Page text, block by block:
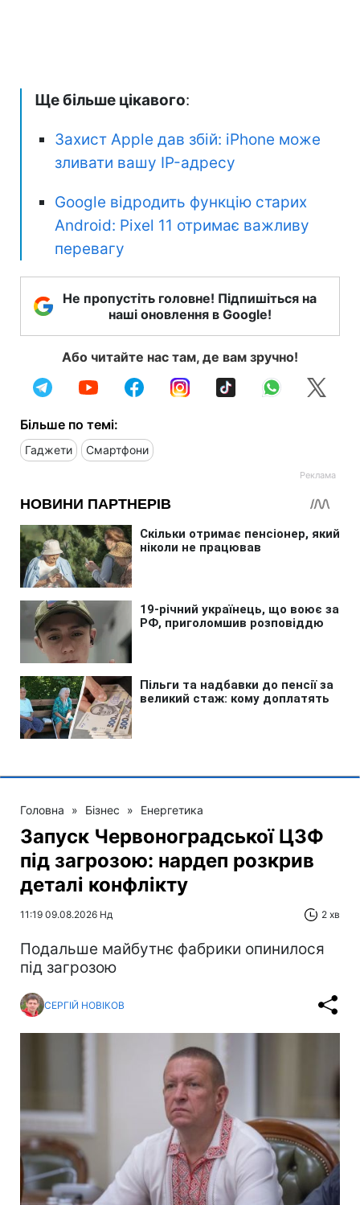
Ще більше цікавого:
Захист Apple дав збій: iPhone може
зливати вашу IP-адресу
Google відродить функцію старих
Android: Pixel 11 отримає важливу
перевагу
Не пропустіть головне! Підпишіться на
наші оновлення в Google!
Або читайте нас там, де вам зручно!
Більше по темі:
Гаджети Смартфони
Головна » Бізнес » Енергетика
Запуск Червоноградської ЦЗФ
під загрозою: нардеп розкрив
деталі конфлікту
11:19 09.08.2026 Нд 2 хв
Подальше майбутнє фабрики опинилося
під загрозою
СЕРГІЙ НОВІКОВ